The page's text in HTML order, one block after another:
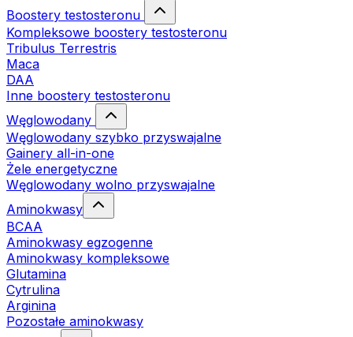
Boostery testosteronu
Kompleksowe boostery testosteronu
Tribulus Terrestris
Maca
DAA
Inne boostery testosteronu
Węglowodany
Węglowodany szybko przyswajalne
Gainery all-in-one
Żele energetyczne
Węglowodany wolno przyswajalne
Aminokwasy
BCAA
Aminokwasy egzogenne
Aminokwasy kompleksowe
Glutamina
Cytrulina
Arginina
Pozostałe aminokwasy